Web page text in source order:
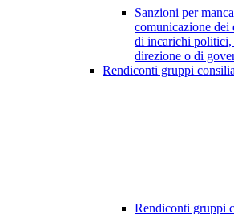
Sanzioni per
comunicazione dei
di incarichi politici,
direzione o di
Rendiconti gruppi
Rendiconti gruppi